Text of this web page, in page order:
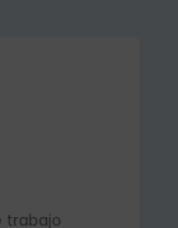
trabajo